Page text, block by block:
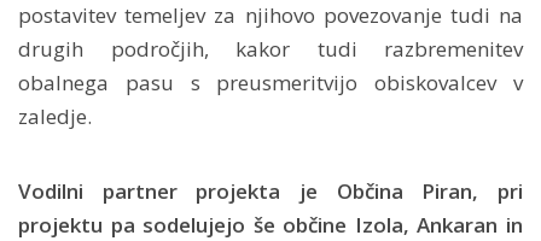
postavitev temeljev za njihovo povezovanje tudi na
drugih področjih, kakor tudi razbremenitev
obalnega pasu s preusmeritvijo obiskovalcev v
zaledje.
Vodilni partner projekta je Občina Piran, pri
projektu pa sodelujejo še občine Izola, Ankaran in